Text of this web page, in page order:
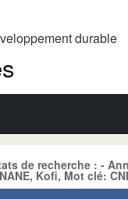
durable
de recherche : -
Kofi, Mot clé: